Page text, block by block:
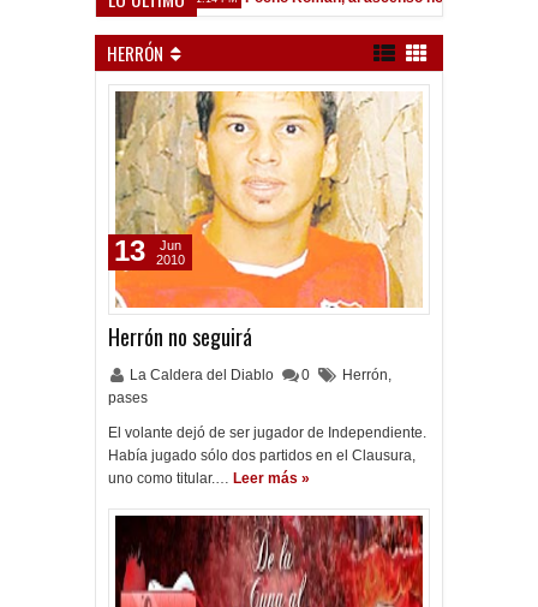
HERRÓN
Herrón no seguirá
La Caldera del Diablo 0 Herrón,
pases
El volante dejó de ser jugador de Independiente.
Había jugado sólo dos partidos en el Clausura,
uno como titular.… Leer más »
13
Jun
2010